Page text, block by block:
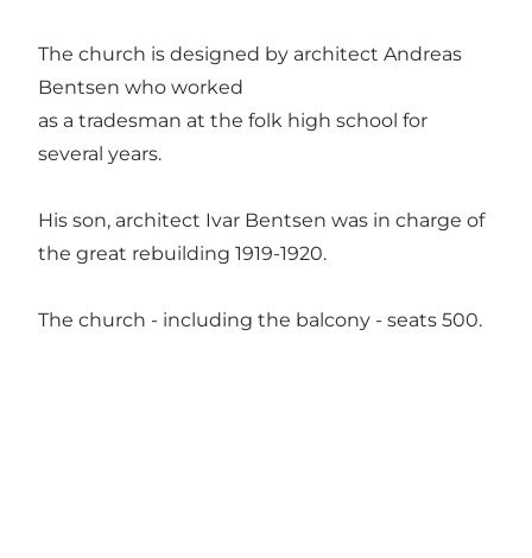
The church is designed by architect Andreas
Bentsen who worked
as a tradesman at the folk high school for
several years.
His son, architect Ivar Bentsen was in charge of
the great rebuilding 1919-1920.
The church - including the balcony - seats 500.